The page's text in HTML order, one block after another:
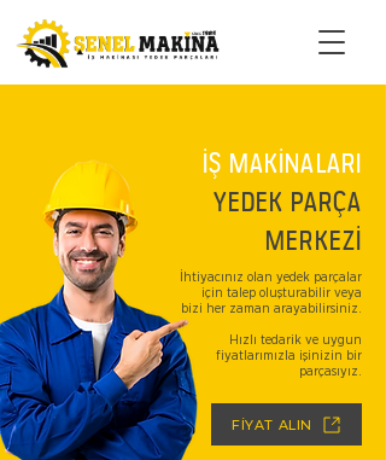
İŞ MAKİNALARI
YEDEK PARÇA
MERKEZİ
İhtiyacınız olan yedek parçalar
için talep oluşturabilir veya
bizi her zaman arayabilirsiniz.
Hızlı tedarik ve uygun
fiyatlarımızla işinizin bir
parçasıyız.
FİYAT ALIN